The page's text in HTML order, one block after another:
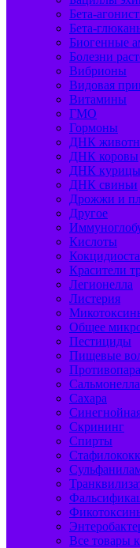
Бета-
Бета-
Биогенные
Болезни
Вибрионы
Видовая
Витамины
ГМО
Гормоны
ДНК
ДНК коровы
ДНК курицы
ДНК свиньи
Дрожжи и
Другое
Кислоты
Красители
Легионелла
Листерия
Общее
Пестициды
Пищевые
Сальмонелла
Сахара
Скрининг
Спирты
Стафилококк
Все товары